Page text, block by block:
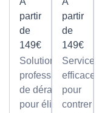
partir
de
149€
Solutions
professionnelles
de dératisation
pour éliminer
partir
de
149€
Services
efficaces
pour
contrer